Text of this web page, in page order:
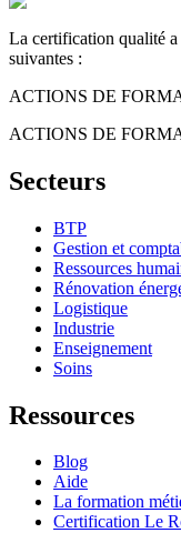
La certification qualité a
suivantes :
ACTIONS DE
ACTIONS DE
Secteurs
BTP
Gestion et
Ressources
Rénovation
Logistique
Industrie
Enseignement
Soins
Ressources
Blog
Aide
La formation
Certification Le